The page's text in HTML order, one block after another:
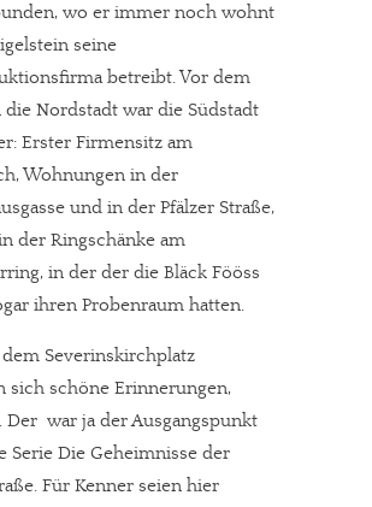
wo er immer noch wohnt
seine
betreibt. Vor dem
Nordstadt war die Südstadt
Erster Firmensitz am
Wohnungen in der
und in der Pfälzer Straße,
der Ringschänke am
in der der die Bläck Fööss
ihren Probenraum hatten.
dem Severinskirchplatz
sich schöne Erinnerungen,
Der war ja der Ausgangspunkt
Serie Die Geheimnisse der
Für Kenner seien hier